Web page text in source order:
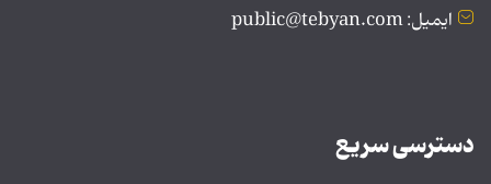
ایمیل: public@tebyan.com
دسترسی سریع